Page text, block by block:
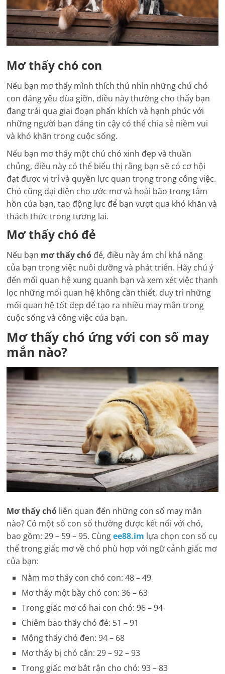
Mơ thấy chó con
Nếu bạn mơ thấy mình thích thú nhìn những chú chó
con đáng yêu đùa giỡn, điều này thường cho thấy bạn
đang trải qua giai đoạn phấn khích và hạnh phúc với
những người bạn đáng tin cậy có thể chia sẻ niềm vui
và khó khăn trong cuộc sống.
Nếu bạn mơ thấy một chú chó xinh đẹp và thuần
chủng, điều này có thể biểu thị rằng bạn sẽ có cơ hội
đạt được vị trí và quyền lực quan trọng trong công việc.
Chó cũng đại diện cho ước mơ và hoài bão trong tâm
hồn của bạn, tạo động lực để bạn vượt qua khó khăn và
thách thức trong tương lai.
Mơ thấy chó đẻ
Nếu bạn mơ thấy chó đẻ, điều này ám chỉ khả năng
của bạn trong việc nuôi dưỡng và phát triển. Hãy chú ý
đến mối quan hệ xung quanh bạn và xem xét việc thanh
lọc những mối quan hệ không cần thiết, duy trì những
mối quan hệ tốt đẹp để tạo ra nhiều may mắn trong
cuộc sống và công việc của bạn.
Mơ thấy chó ứng với con số may
mắn nào?
Mơ thấy chó liên quan đến những con số may mắn
nào? Có một số con số thường được kết nối với chó,
bao gồm: 29 – 59 – 95. Cùngee88.im lựa chọn con số cụ
thể trong giấc mơ về chó phù hợp với ngữ cảnh giấc mơ
của bạn:
Nằm mơ thấy con chó con: 48 – 49
Mơ thấy một bầy chó con: 36 – 63
Trong giấc mơ có hai con chó: 96 – 94
Chiêm bao thấy chó đẻ: 51 – 91
Mộng thấy chó đen: 94 – 68
Mơ thấy bị chó cắn: 29 – 92 – 93
Trong giấc mơ bắt rận cho chó: 93 – 83